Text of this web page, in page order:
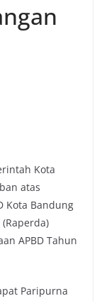
Kota
atas
Kota Bandung
APBD Tahun
Paripurna